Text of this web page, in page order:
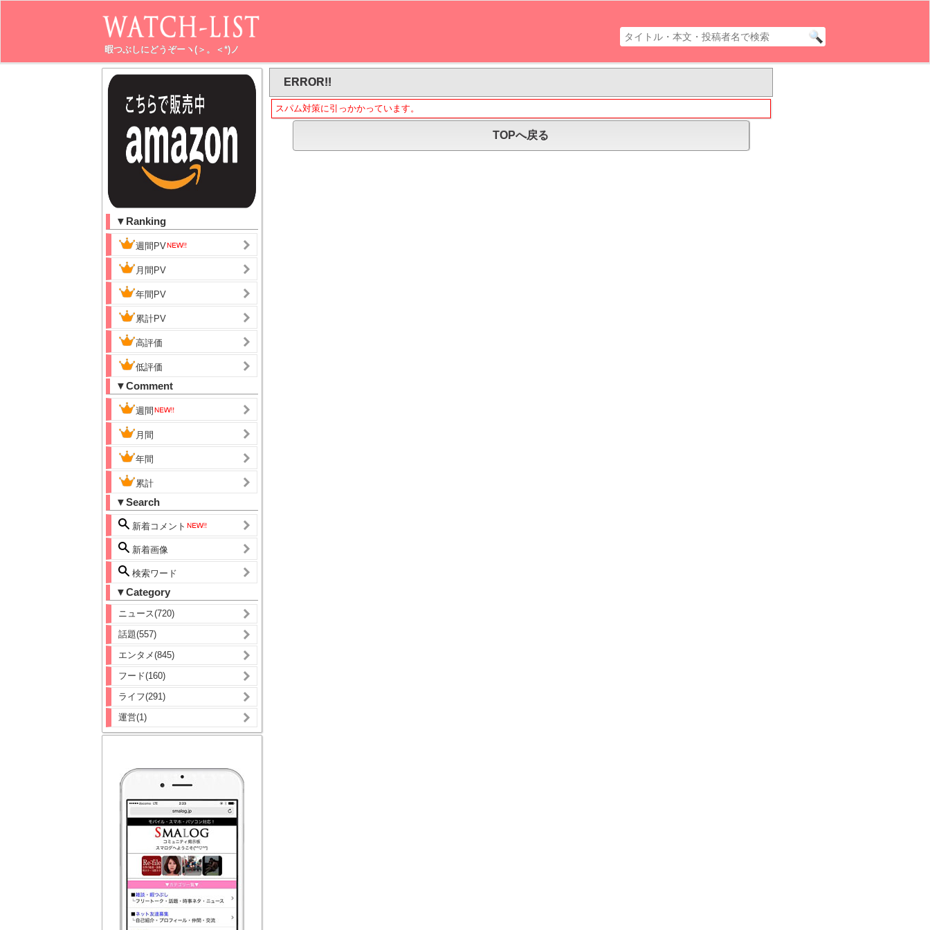
暇つぶしにどうぞーヽ(＞。＜*)ノ
▼Ranking
週間PV
月間PV
年間PV
累計PV
高評価
低評価
▼Comment
週間
月間
年間
累計
▼Search
新着コメント
新着画像
検索ワード
▼Category
ニュース(720)
話題(557)
エンタメ(845)
フード(160)
ライフ(291)
運営(1)
ERROR!!
スパム対策に引っかかっています。
TOPへ戻る